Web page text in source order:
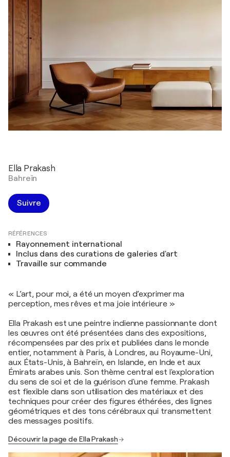
Ella Prakash
Bahreïn
Suivre
RÉFÉRENCES
Rayonnement international
Inclus dans des curations de galeries d'art
Travaille sur commande
« L’art, pour moi, a été un moyen d’exprimer ma
perception, mes rêves et ma joie intérieure »
Ella Prakash est une peintre indienne passionnante dont
les œuvres ont été présentées dans des expositions,
récompensées par des prix et publiées dans le monde
entier, notamment à Paris, à Londres, au Royaume-Uni,
aux États-Unis, à Bahreïn, en Islande, en Inde et aux
Émirats arabes unis. Son thème central est l'exploration
du sens de soi et de la guérison d'une femme. Prakash
est flexible dans son utilisation des matériaux et des
techniques pour créer des figures éthérées, des lignes
géométriques et des tons cérébraux qui transmettent
des messages positifs.
Découvrir la page de Ella Prakash